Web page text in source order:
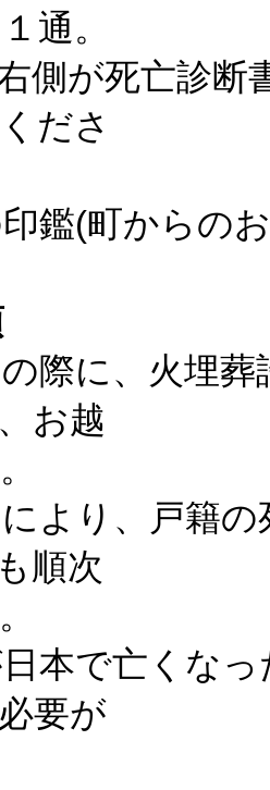
通。
が死亡診断
ださ
鑑(町からの
際に、火埋
お越
より、戸籍
順次
本で亡くな
要が